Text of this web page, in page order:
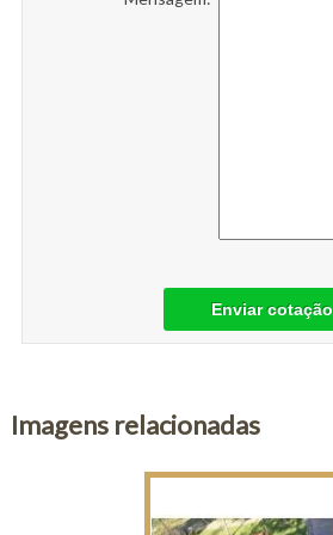
Enviar cotação
Imagens relacionadas